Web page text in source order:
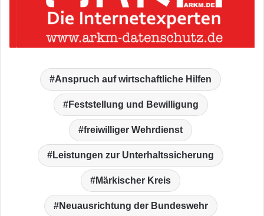
Anspruch auf wirtschaftliche Hilfen
Feststellung und Bewilligung
freiwilliger Wehrdienst
Leistungen zur Unterhaltssicherung
Märkischer Kreis
Neuausrichtung der Bundeswehr